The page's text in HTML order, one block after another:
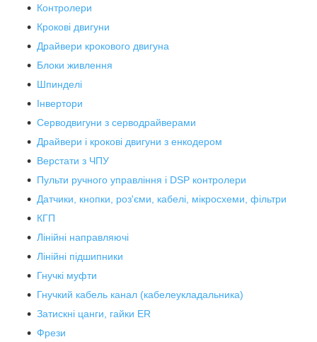
Контролери
Крокові двигуни
Драйвери крокового двигуна
Блоки живлення
Шпинделі
Інвертори
Серводвигуни з серводрайверами
Драйвери і крокові двигуни з енкодером
Верстати з ЧПУ
Пульти ручного управління і DSP контролери
Датчики, кнопки, роз'єми, кабелі, мікросхеми, фільтри
КГП
Лінійні направляючі
Лінійні підшипники
Гнучкі муфти
Гнучкий кабель канал (кабелеукладальника)
Затискні цанги, гайки ER
Фрези